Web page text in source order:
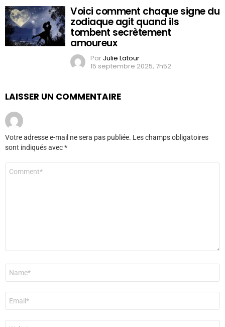
Voici comment chaque signe du
zodiaque agit quand ils
tombent secrètement
amoureux
Par Julie Latour
15 septembre 2025, 7h52
LAISSER UN COMMENTAIRE
Votre adresse e-mail ne sera pas publiée. Les champs obligatoires
sont indiqués avec*
Commentaire
Nom
E-
mail
*
Site